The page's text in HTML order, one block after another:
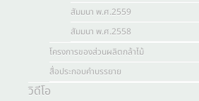
สัมมนา พ.ศ.2559
สัมมนา พ.ศ.2558
โครงการของส่วนผลิตกล้าไม้
สื่อประกอบคำบรรยาย
วิดีโอ